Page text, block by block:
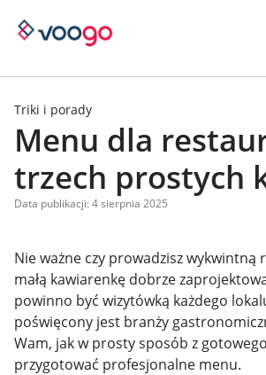
Triki i porady
Menu dla
trzech prostych
Data publikacji: 4 sierpnia 2025
Nie ważne czy prowadzisz wykwintną
małą kawiarenkę dobrze
powinno być wizytówką każdego
poświęcony jest branży
Wam, jak w prosty sposób z
przygotować profesjonalne menu.